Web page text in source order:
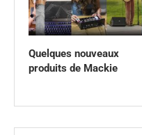
Quelques nouveaux
produits de Mackie